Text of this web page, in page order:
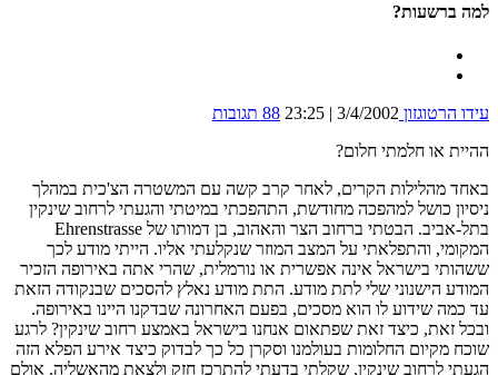
למה ברשעות?
עידו הרטוגזון 3/4/2002 | 23:25
88 תגובות
ההיית או חלמתי חלום?
באחד מהלילות הקרים, לאחר קרב קשה עם המשטרה הצ'כית במהלך
ניסיון כושל למהפכה מחודשת, התהפכתי במיטתי והגעתי לרחוב שינקין
בתל-אביב. הבטתי ברחוב הצר והאהוב, בן דמותו של Ehrenstrasse
המקומי, והתפלאתי על המצב המוזר שנקלעתי אליו. הייתי מודע לכך
ששהותי בישראל אינה אפשרית או נורמלית, שהרי אתה באירופה הזכיר
המודע הישנוני שלי לתת מודע. התת מודע נאלץ להסכים שבנקודה הזאת
עד כמה שידוע לו הוא מסכים, בפעם האחרונה שבדקנו היינו באירופה.
ובכל זאת, כיצד זאת שפתאום אנחנו בישראל באמצע רחוב שינקין? לרגע
שוכח מקיום החלומות בעולמנו וסקרן כל כך לבדוק כיצד אירע הפלא הזה
הגעתי לרחוב שינקין, שקלתי בדעתי להתרכז חזק ולצאת מהאשליה. אולם